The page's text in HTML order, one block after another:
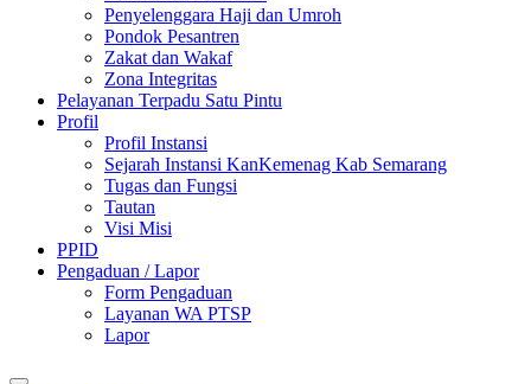
Penyelenggara Haji dan Umroh
Pondok Pesantren
Zakat dan Wakaf
Zona Integritas
Pelayanan Terpadu Satu Pintu
Profil
Profil Instansi
Sejarah Instansi KanKemenag Kab Semarang
Tugas dan Fungsi
Tautan
Visi Misi
PPID
Pengaduan / Lapor
Form Pengaduan
Layanan WA PTSP
Lapor